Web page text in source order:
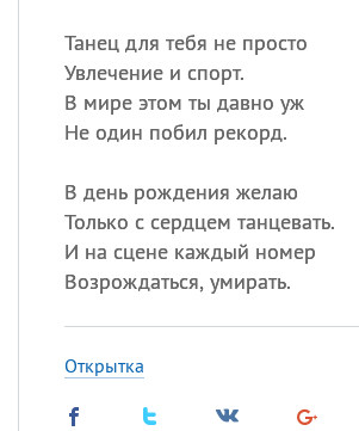
Танец для тебя не просто
Увлечение и спорт.
В мире этом ты давно уж
Не один побил рекорд.
В день рождения желаю
Только с сердцем танцевать.
И на сцене каждый номер
Возрождаться, умирать.
Открытка